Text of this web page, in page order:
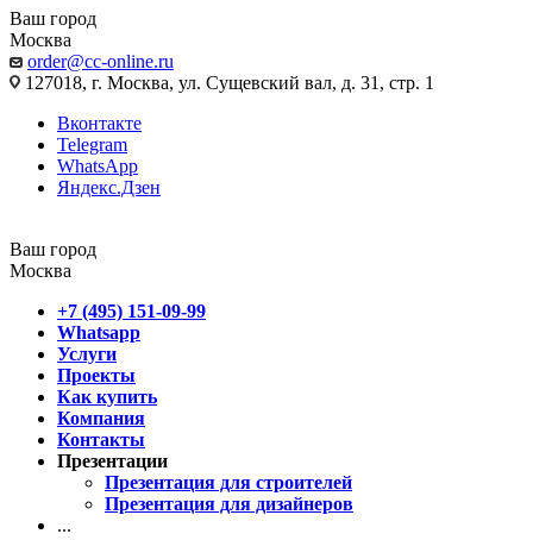
Ваш город
Москва
order@cc-online.ru
127018, г. Москва, ул. Сущевский вал, д. 31, стр. 1
Вконтакте
Telegram
WhatsApp
Яндекс.Дзен
Ваш город
Москва
+7 (495) 151-09-99
Whatsapp
Услуги
Проекты
Как купить
Компания
Контакты
Презентации
Презентация для строителей
Презентация для дизайнеров
...